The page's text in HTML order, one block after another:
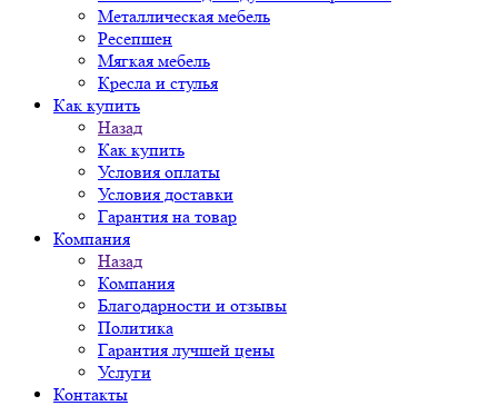
Металлическая мебель
Ресепшен
Мягкая мебель
Кресла и стулья
Как купить
Назад
Как купить
Условия оплаты
Условия доставки
Гарантия на товар
Компания
Назад
Компания
Благодарности и отзывы
Политика
Гарантия лучшей цены
Услуги
Контакты